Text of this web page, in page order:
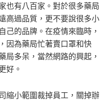
也有八百家。對於很多藥局
高過品質，更不要說很多小
己的品牌。在疫情來臨時，
因為藥局忙著賣口罩和快
局多呆，當然網路的興起，
好。
縮小範圍裁掉員工，關掉辦